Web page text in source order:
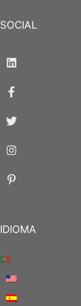
SOCIAL
IDIOMA